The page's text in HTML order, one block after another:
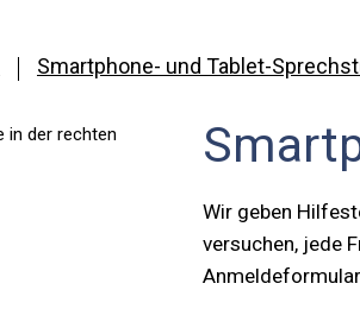
Smartphone- und Tablet-
Wir geben
versuchen, jede